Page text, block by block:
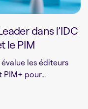
dans l’IDC
le PIM
les éditeurs
pour...